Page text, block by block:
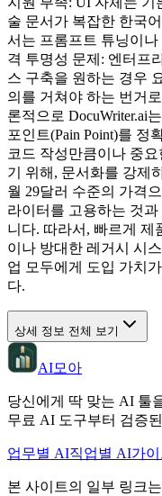
술 문서가 복잡한 한국
서는 프롬프트 튜닝이
격 투명성 문제: 엔터프
스 구축을 원하는 경우
의를 거쳐야 하는 번거
론적으로 DocuWriter.ai
포인트(Pain Point)를 정
코드 작성만큼이나 중
기 위해, 문서화를 강제
월 29달러 수준의 가격
라이터를 고용하는 것
니다. 따라서, 빠르게 제
이나 방대한 레거시 시
업 모두에게 도입 가치
다.
상세 정보 전체 보기
AI모아
당신에게 딱 맞는 AI 툴
무료 AI 도구부터 검증
업무별 AI직업별 AI가이
본 사이트의 일부 링크